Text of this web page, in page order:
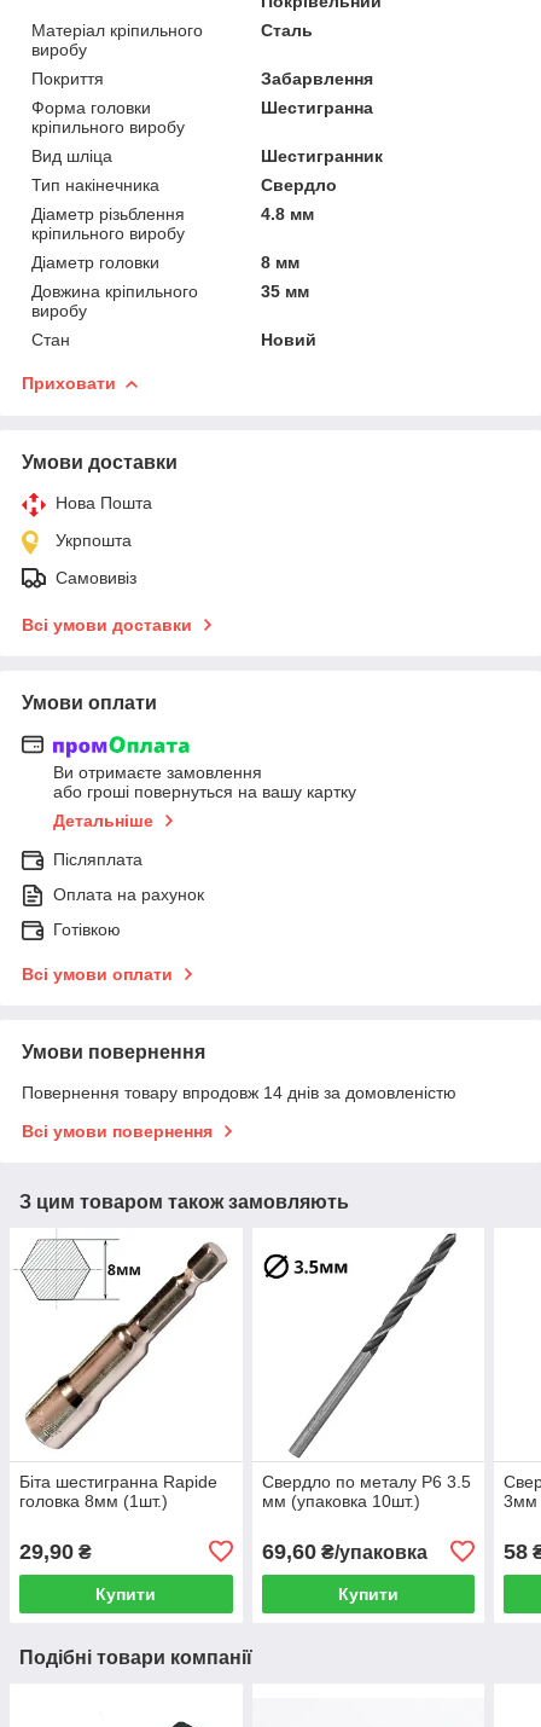
Матеріал кріпильного
виробу
Сталь
Покриття
Забарвлення
Форма головки
кріпильного виробу
Шестигранна
Вид шліца
Шестигранник
Тип накінечника
Свердло
Діаметр різьблення
кріпильного виробу
4.8 мм
Діаметр головки
8 мм
Довжина кріпильного
виробу
35 мм
Стан Новий
Приховати
Умови доставки
Нова Пошта
Укрпошта
Самовивіз
Всі умови доставки
Умови оплати
Ви отримаєте замовлення
або гроші повернуться на вашу картку
Детальніше
Післяплата
Оплата на рахунок
Готівкою
Всі умови оплати
Умови повернення
Повернення товару впродовж 14 днів за домовленістю
Всі умови повернення
З цим товаром також замовляють
Біта шестигранна Rapide
головка 8мм (1шт.)
29,90 ₴
Купити
Свердло по металу Р6 3.5
мм (упаковка 10шт.)
69,60₴/упаковка
Купити
3мм
58
Подібні товари компанії